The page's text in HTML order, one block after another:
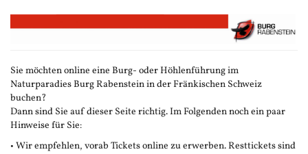
Zum
Haupt-
Sie möchten online eine Burg- oder Höhlenführung im
Naturparadies Burg Rabenstein in der Fränkischen Schweiz
buchen?
Dann sind Sie auf dieser Seite richtig. Im Folgenden noch ein paar
Hinweise für Sie:
• Wir empfehlen, vorab Tickets online zu erwerben. Resttickets sind